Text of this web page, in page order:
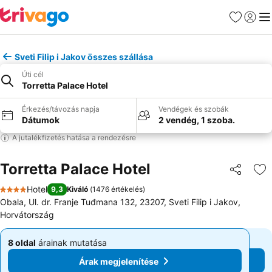
Kedvencek
Sveti Filip i Jakov összes szállása
Úti cél
Torretta Palace Hotel
Érkezés/távozás napja
Dátumok
Vendégek és szobák
2 vendég, 1 szoba.
A jutalékfizetés hatása a rendezésre
Torretta Palace Hotel
4 Kategória
Hotel 9,3 Kiváló (1476 értékelés)
Obala, Ul. dr. Franje Tuđmana 132, 23207, Sveti Filip i Jakov,
Horvátország
8 oldal árainak mutatása
Kezdőár:
Árak megjelenítése
8 oldal árainak mutatása
Kezdőár:
48 143 Ft Árak megjelenítése